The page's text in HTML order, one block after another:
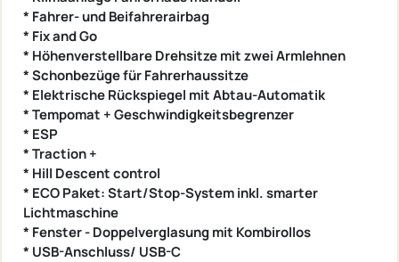
* Fahrer- und Beifahrerairbag
* Fix and Go
* Höhenverstellbare Drehsitze mit zwei Armlehnen
* Schonbezüge für Fahrerhaussitze
* Elektrische Rückspiegel mit Abtau-Automatik
* Tempomat + Geschwindigkeitsbegrenzer
* ESP
* Traction +
* Hill Descent control
* ECO Paket: Start/Stop-System inkl. smarter
Lichtmaschine
* Fenster - Doppelverglasung mit Kombirollos
* USB-Anschluss/ USB-C